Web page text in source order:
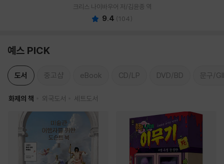
크리스 나이바우어 저/김윤종 역
9.4 (104)
예스 PICK
도서 중고샵 eBook CD/LP DVD/BD 문구/
화제의 책 외국도서 세트도서